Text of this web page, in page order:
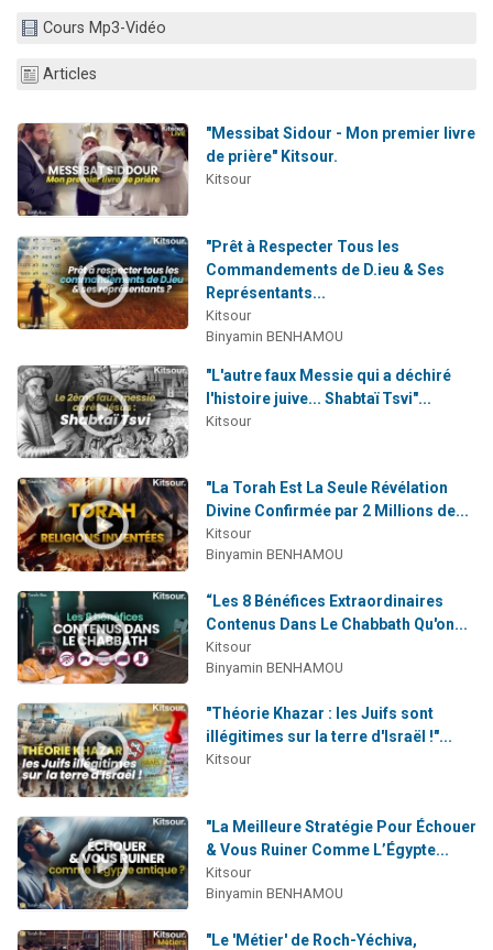
Cours Mp3-Vidéo
Articles
"Messibat Sidour - Mon premier livre
de prière" Kitsour.
Kitsour
"Prêt à Respecter Tous les
Commandements de D.ieu & Ses
Représentants...
Kitsour
Binyamin BENHAMOU
"L'autre faux Messie qui a déchiré
l'histoire juive... Shabtaï Tsvi"...
Kitsour
"La Torah Est La Seule Révélation
Divine Confirmée par 2 Millions de...
Kitsour
Binyamin BENHAMOU
“Les 8 Bénéfices Extraordinaires
Contenus Dans Le Chabbath Qu'on...
Kitsour
Binyamin BENHAMOU
"Théorie Khazar : les Juifs sont
illégitimes sur la terre d'Israël !"...
Kitsour
"La Meilleure Stratégie Pour Échouer
& Vous Ruiner Comme L’Égypte...
Kitsour
Binyamin BENHAMOU
"Le 'Métier' de Roch-Yéchiva,